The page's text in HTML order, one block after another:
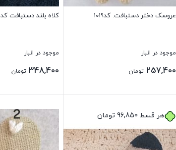
عروسک دختر دستبافت. کد1019
موجود در انبار
257,400 تومان
کلاه بلند دستبافت کد 2001
موجود در انبار
348,400 تومان
هر قسط 96,850 تومان